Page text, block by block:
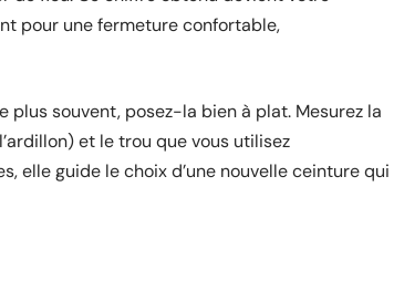
pour une fermeture confortable,
souvent, posez-la bien à plat. Mesurez la
et le trou que vous utilisez
elle guide le choix d’une nouvelle ceinture qui